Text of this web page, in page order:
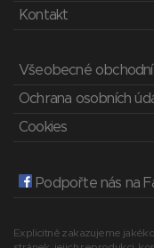
Kontakt
Všeobecné
Ochrana osobních
Cookies
Podpořte nás na
Explicitně zakazujeme